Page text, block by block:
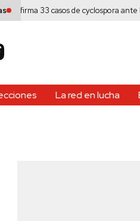
33 casos de cyclospora ante brote
La red en lucha